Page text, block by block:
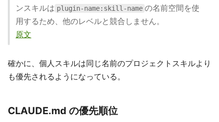
ンスキルは plugin-name:skill-name の名前空間を使
用するため、他のレベルと競合しません。
原文
確かに、個人スキルは同じ名前のプロジェクトスキルより
も優先されるようになっている。
CLAUDE.md の優先順位